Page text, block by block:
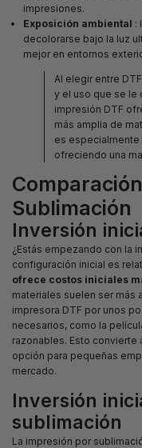
impresiones.
Exposición ambiental :
decolorarse bajo la luz
mejor en entornos
Al elegir entre
y el uso que se le
impresión DTF
más amplia de
es
ofreciendo una
Sublimación
Inversión
¿Estás empezando con la
configuración inicial es
ofrece costos iniciales
materiales suelen ser más
impresora DTF por unos
necesarios, como la
razonables. Esto convierte
opción para pequeñas
mercado.
Inversión
sublimación
La impresión por